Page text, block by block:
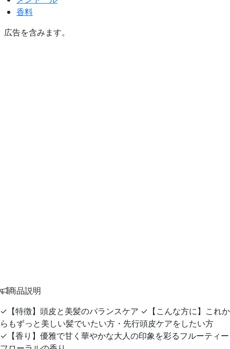
香料
広告を含みます。
商品説明
✓【特徴】頭皮と美髪のバランスケア ✓【こんな方に】これか
らもずっと美しい髪でいたい方・先行頭皮ケアをしたい方
✓【香り】優雅で甘く華やかな大人の印象を彩るフルーティー